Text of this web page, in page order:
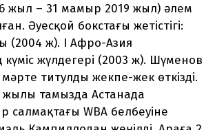
жыл – 31 мамыр 2019 жыл) әлем
Әуесқой бокстағы жетістігі:
(2004 ж). І Афро-Азия
жүлдегері (2003 ж). Шүменов
титулды жекпе-жек өткізді.
тамызда Астанада
салмақтағы WBA белбеуіне